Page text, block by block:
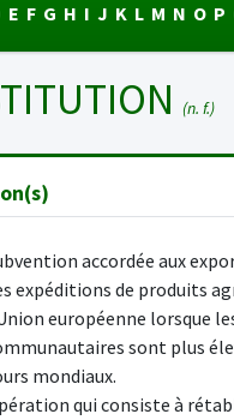
E F G H I J K L M N O P
(n. f.)
accordée aux
expéditions de produits
européenne lorsque
sont plus
mondiaux.
qui consiste à